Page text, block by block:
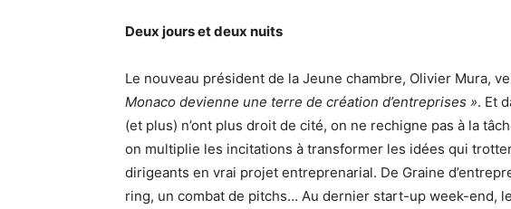
Deux jours et deux nuits
Le nouveau président de la Jeune chambre, Olivier Mura,
Monaco devienne une terre de création d’entreprises ». Et
(et plus) n’ont plus droit de cité, on ne rechigne pas à la
on multiplie les incitations à transformer les idées qui
dirigeants en vrai projet entreprenarial. De Graine
ring, un combat de pitchs… Au dernier start-up week-end,